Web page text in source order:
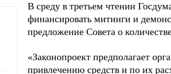
В среду в третьем чтении
финансировать митинги и
предложение Совета о
«Законопроект предполагает
привлечению средств и по их